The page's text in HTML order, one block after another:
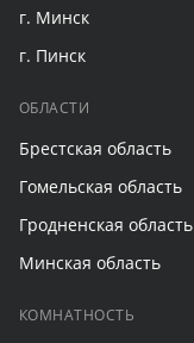
г. Минск
г. Пинск
ОБЛАСТИ
Брестская область
Гомельская область
Гродненская область
Минская область
КОМНАТНОСТЬ